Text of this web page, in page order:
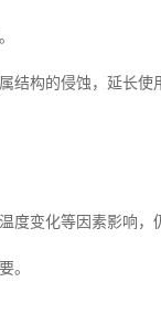
结构的侵蚀，延长使
度变化等因素影响
。